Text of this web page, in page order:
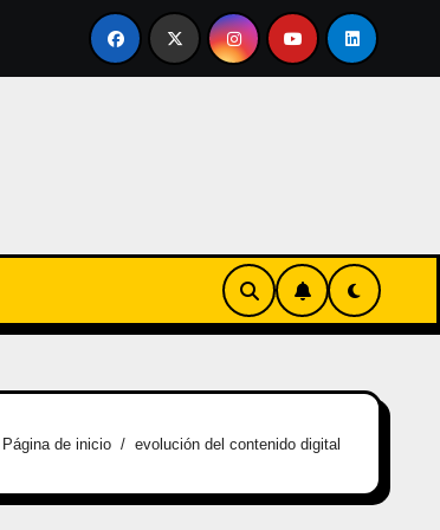
El primer tour de la India Chiquitina
Página de inicio evolución del contenido digital